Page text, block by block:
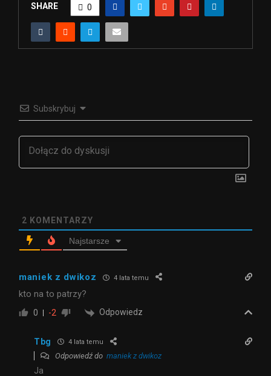
SHARE 0
Subskrybuj
2 KOMENTARZY
Najstarsze
maniek z dwikoz 4 lata temu
kto na to patrzy?
0 -2 Odpowiedz
Tbg 4 lata temu
Odpowiedź do maniek z dwikoz
Ja